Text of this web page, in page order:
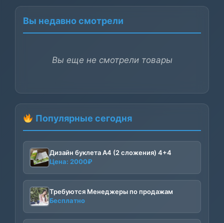
Вы недавно смотрели
Вы еще не смотрели товары
Популярные сегодня
Дизайн буклета А4 (2 сложения) 4+4
Цена: 2000₽
Требуются Менеджеры по продажам
Бесплатно